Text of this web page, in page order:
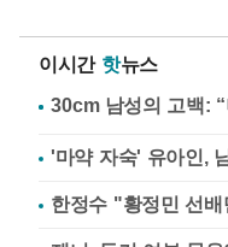
이시간 핫뉴스
'마약 자숙' 유아인,
한정수 "황정민 선